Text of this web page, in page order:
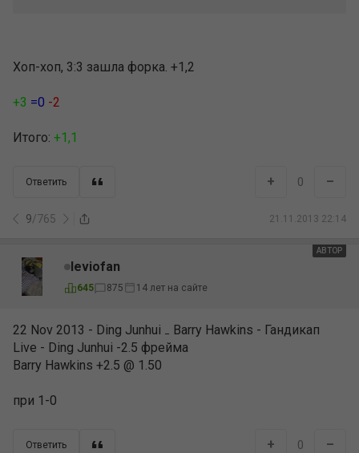
Хоп-хоп, 3:3 зашла форка. +1,2
+3 =0 -2
Итого: +1,1
Ответить
9/765 21.11.2013 22:14
+ 0 –
АВТОР
leviofan
645 875 14 лет на сайте
22 Nov 2013 - Ding Junhui ₋ Barry Hawkins - Гандикап
Live - Ding Junhui -2.5 фрейма
Barry Hawkins +2.5 @ 1.50
при 1-0
Ответить + 0 –